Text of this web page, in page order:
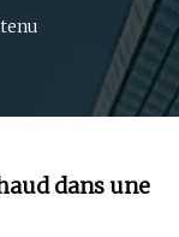
dans une